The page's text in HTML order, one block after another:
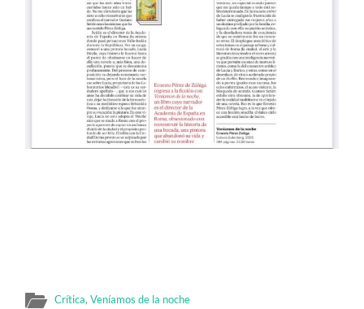
Crítica,Veníamos de la noche